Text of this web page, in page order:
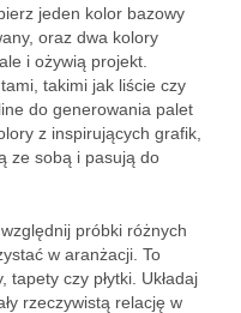
jeden kolor bazowy
oraz dwa kolory
i ożywią projekt.
takimi jak liście czy
do generowania palet
z inspirujących grafik,
ze sobą i pasują do
próbki różnych
w aranżacji. To
czy płytki. Układaj
rzeczywistą relację w